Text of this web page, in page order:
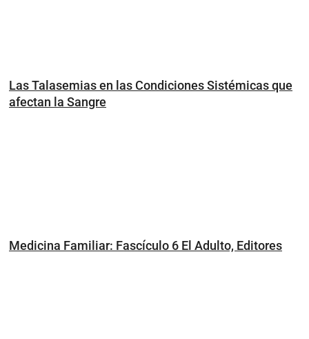
Las Talasemias en las Condiciones Sistémicas que
afectan la Sangre
Medicina Familiar: Fascículo 6 El Adulto, Editores